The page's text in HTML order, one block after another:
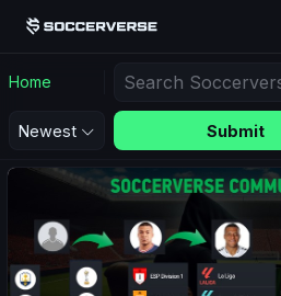
Home
Newest Submit